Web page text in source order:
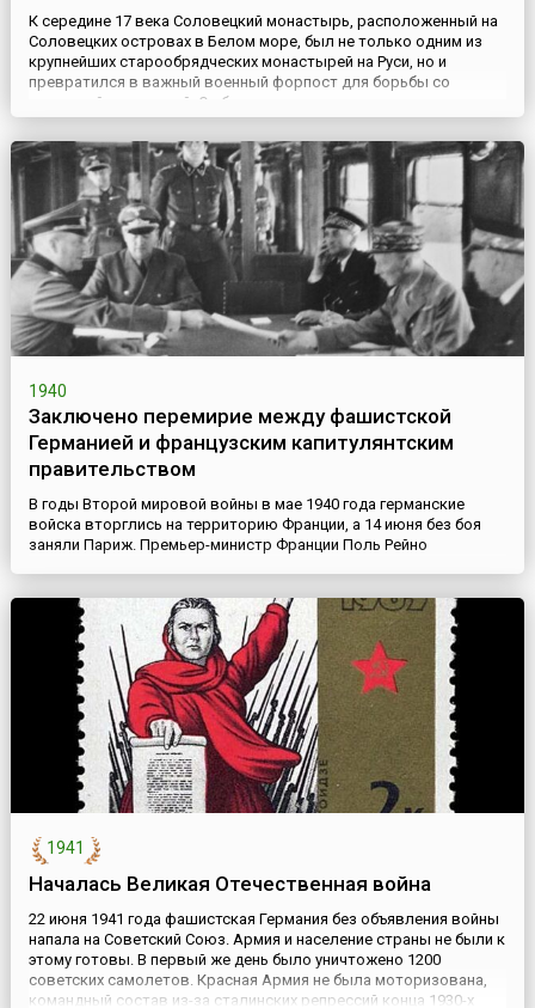
К середине 17 века Соловецкий монастырь, расположенный на
Соловецких островах в Белом море, был не только одним из
крупнейших старообрядческих монастырей на Руси, но и
превратился в важный военный форпост для борьбы со
шведской экспансией. Он был хорошо укреплен, вооружен, а
местное население исправно и активно снабжало монахов
продовольствием.Известен монастырь и событием, вошедшим
в историю ...
1940
Заключено перемирие между фашистской
Германией и французским капитулянтским
правительством
В годы Второй мировой войны в мае 1940 года германские
войска вторглись на территорию Франции, а 14 июня без боя
заняли Париж. Премьер-министр Франции Поль Рейно
Петен. Он сразу вступил в переговоры с Гитлером.22 июня
представители правительства Анри Филиппа Петена в городе
Компьене ...
1941
Началась Великая Отечественная война
22 июня 1941 года фашистская Германия без объявления войны
напала на Советский Союз. Армия и население страны не были к
этому готовы. В первый же день было уничтожено 1200
советских самолетов. Красная Армия не была моторизована,
командный состав из-за сталинских репрессий конца 1930-х